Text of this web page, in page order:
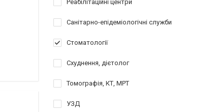
Реабілітаційні центри
Санітарно-епідеміологічні служби
Стоматології
Схуднення, дієтолог
Томографія, КТ, МРТ
УЗД